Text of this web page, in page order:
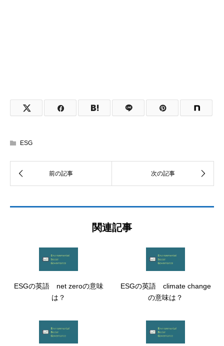
ESG
関連記事
ESGの英語 net zeroの意味
は？
ESGの英語 climate change
の意味は？